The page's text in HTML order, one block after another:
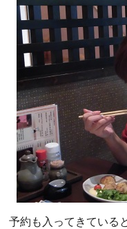
予約も入ってきている